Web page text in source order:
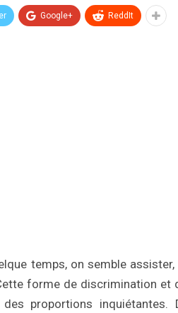
Google+ ReddIt
temps, on semble
forme de discrimination
proportions inquiétantes.